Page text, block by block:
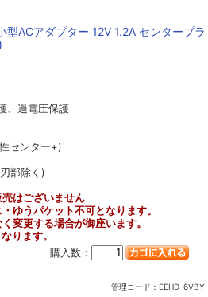
型ACアダプター 12V 1.2A センタープラ
、過電圧保護
センター+)
部除く)
はございません
ゆうパケット不可となります。
変更する場合が御座います。
ります。
購入数：
管理コード： EEHD-6VBY